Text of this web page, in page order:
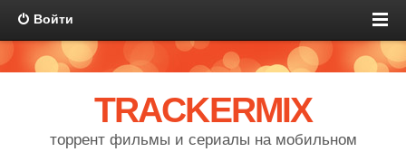
Войти
TRACKERMIX
торрент фильмы и сериалы на мобильном